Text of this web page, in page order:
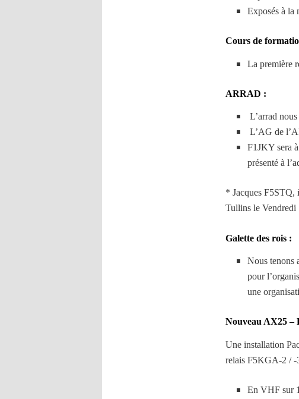
Exposés à la
Cours de
La première
ARRAD :
L’arrad
L’AG de
F1JKY sera
présenté à
* Jacques F5STQ,
Tullins le Vendredi
Galette des rois :
Nous tenons
pour
une
Nouveau AX25 –
Une installation
relais F5KGA-2 / -
En VHF sur